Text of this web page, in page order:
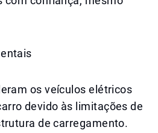
os veículos elétricos
devido às limitações de
de carregamento.